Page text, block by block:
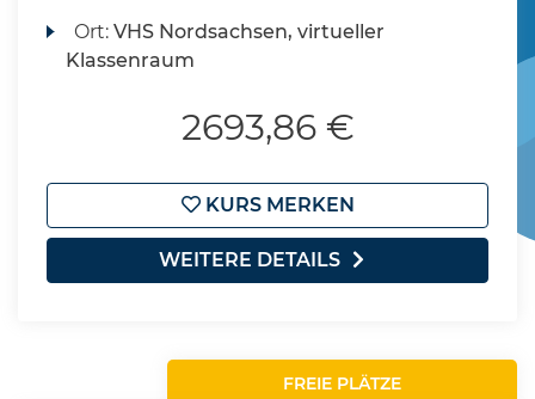
Ort:VHS Nordsachsen, virtueller
Klassenraum
2693,86 €
KURS MERKEN
WEITERE DETAILS
FREIE PLÄTZE